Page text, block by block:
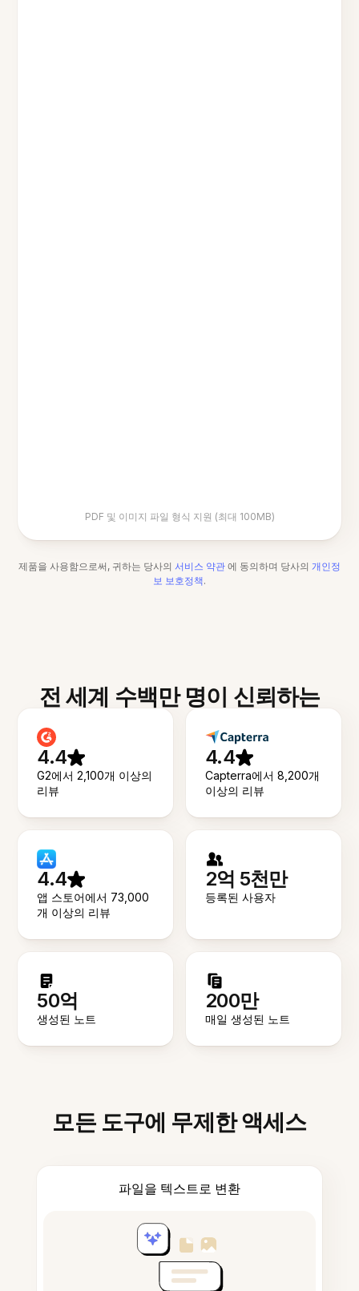
PDF 및 이미지 파일 형식 지원 (최대 100MB)
제품을 사용함으로써, 귀하는 당사의 서비스 약관 에 동의하며 당사의 개인정
보 보호정책.
전 세계 수백만 명이 신뢰하는
4.4
G2에서 2,100개 이상의
리뷰
4.4
Capterra에서 8,200개
이상의 리뷰
4.4
앱 스토어에서 73,000
개 이상의 리뷰
2억 5천만
등록된 사용자
50억
생성된 노트
200만
매일 생성된 노트
모든 도구에 무제한 액세스
파일을 텍스트로 변환